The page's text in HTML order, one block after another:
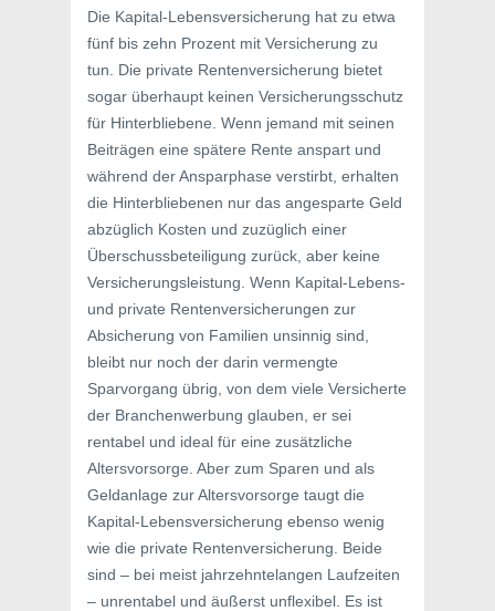
Die Kapital-Lebensversicherung hat zu etwa
fünf bis zehn Prozent mit Versicherung zu
tun. Die private Rentenversicherung bietet
sogar überhaupt keinen Versicherungsschutz
für Hinterbliebene. Wenn jemand mit seinen
Beiträgen eine spätere Rente anspart und
während der Ansparphase verstirbt, erhalten
die Hinterbliebenen nur das angesparte Geld
abzüglich Kosten und zuzüglich einer
Überschussbeteiligung zurück, aber keine
Versicherungsleistung. Wenn Kapital-Lebens-
und private Rentenversicherungen zur
Absicherung von Familien unsinnig sind,
bleibt nur noch der darin vermengte
Sparvorgang übrig, von dem viele Versicherte
der Branchenwerbung glauben, er sei
rentabel und ideal für eine zusätzliche
Altersvorsorge. Aber zum Sparen und als
Geldanlage zur Altersvorsorge taugt die
Kapital-Lebensversicherung ebenso wenig
wie die private Rentenversicherung. Beide
sind – bei meist jahrzehntelangen Laufzeiten
– unrentabel und äußerst unflexibel. Es ist